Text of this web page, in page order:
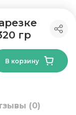
гр
В корзину
(0)